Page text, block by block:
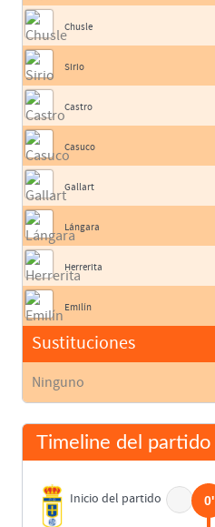
Chusle
Sirio
Castro
Casuco
Gallart
Lángara
Herrerita
Emilín
Sustituciones
Ninguno
Timeline del partido
Inicio del partido 0'